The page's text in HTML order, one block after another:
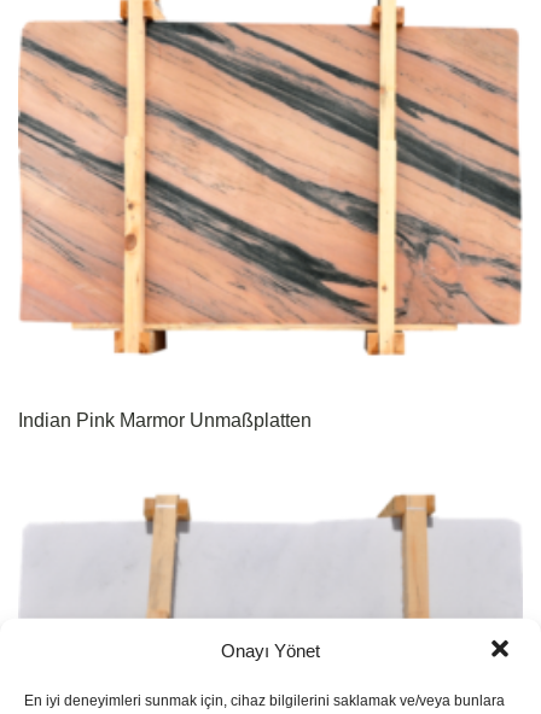
Onayı Yönet
En iyi deneyimleri sunmak için, cihaz bilgilerini saklamak ve/veya bunlara
Indian Pink Marmor Unmaßplatten